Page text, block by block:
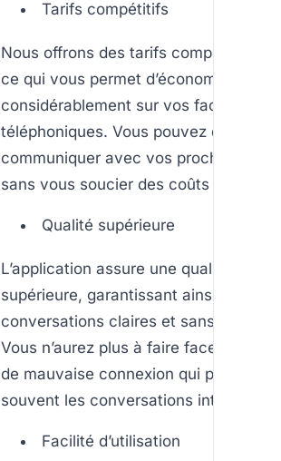
Tarifs compétitifs
Nous offrons des tarifs compétitifs
ce qui vous permet d’économiser
considérablement sur vos factures
téléphoniques. Vous pouvez
communiquer avec vos proches à
sans vous soucier des coûts
Qualité supérieure
L’application assure une qualité audio
supérieure, garantissant ainsi des
conversations claires et sans
Vous n’aurez plus à faire face aux
de mauvaise connexion qui perturbent
souvent les conversations
Facilité d’utilisation